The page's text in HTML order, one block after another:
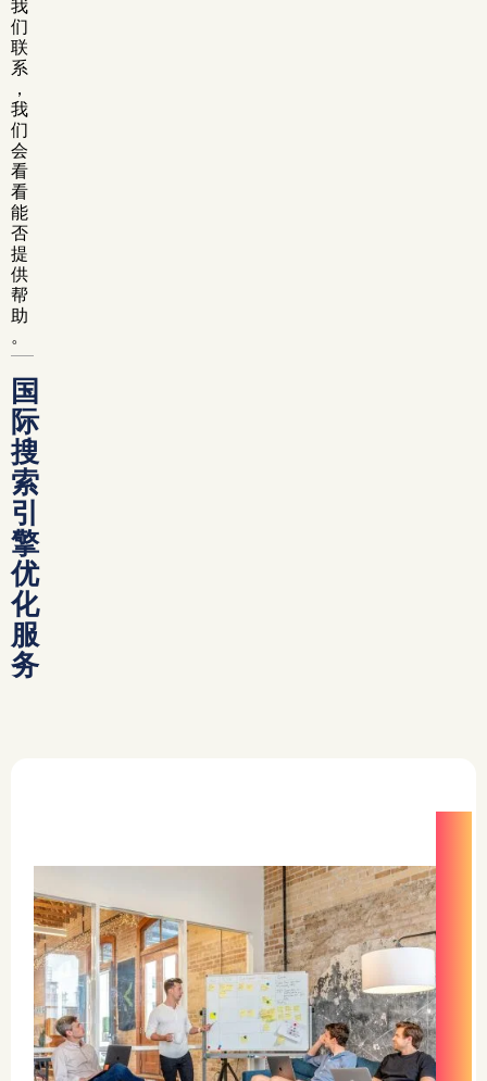
我
们
联
系
，
我
们
会
看
看
能
否
提
供
帮
助
。
国
际
搜
索
引
擎
优
化
服
务